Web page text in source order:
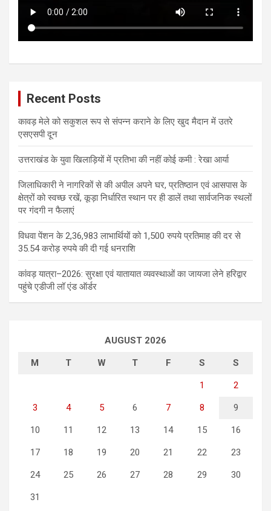
Recent Posts
कावड़ मेले को सकुशल रूप से संपन्न कराने के लिए खुद मैदान में उतरे
एसएसपी दून
उत्तराखंड के युवा खिलाड़ियों में प्रतिभा की नहीं कोई कमी : रेखा आर्या
जिलाधिकारी ने नागरिकों से की अपील अपने घर, प्रतिष्ठान एवं आसपास के
क्षेत्रों को स्वच्छ रखें, कूड़ा निर्धारित स्थान पर ही डालें तथा सार्वजनिक स्थलों
पर गंदगी न फैलाएं
विधवा पेंशन के 2,36,983 लाभार्थियों को 1,500 रुपये प्रतिमाह की दर से
35.54 करोड़ रुपये की दी गई धनराशि
कांवड़ यात्रा–2026: सुरक्षा एवं यातायात व्यवस्थाओं का जायजा लेने हरिद्वार
पहुंचे एडीजी लॉ एंड ऑर्डर
AUGUST 2026
M T W T F S S
1 2
3 4 5 6 7 8 9
10 11 12 13 14 15 16
17 18 19 20 21 22 23
24 25 26 27 28 29 30
31